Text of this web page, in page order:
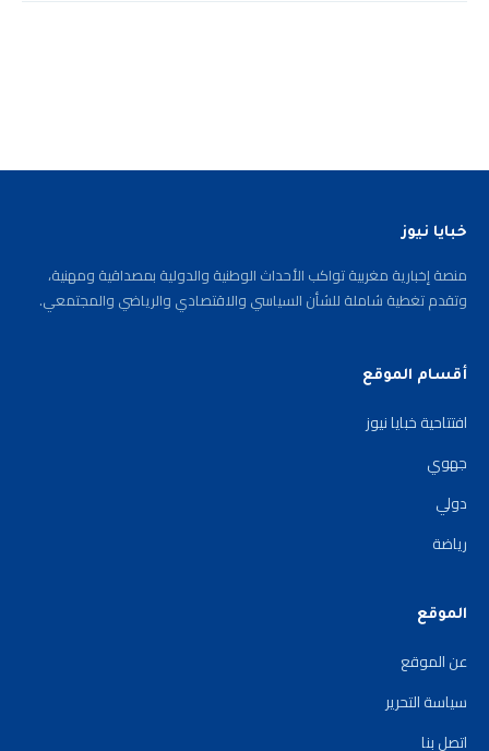
خبايا نيوز
منصة إخبارية مغربية تواكب الأحداث الوطنية والدولية بمصداقية ومهنية،
وتقدم تغطية شاملة للشأن السياسي والاقتصادي والرياضي والمجتمعي.
أقسام الموقع
افتتاحية خبايا نيوز
جهوي
دولي
رياضة
الموقع
عن الموقع
سياسة التحرير
اتصل بنا